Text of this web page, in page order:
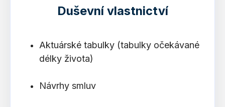
Duševní vlastnictví
Aktuárské tabulky (tabulky očekávané
délky života)
Návrhy smluv